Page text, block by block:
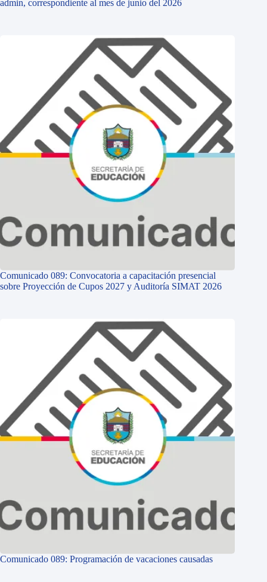
admin, correspondiente al mes de junio del 2026
Comunicado 089: Convocatoria a capacitación presencial
sobre Proyección de Cupos 2027 y Auditoría SIMAT 2026
Comunicado 089: Programación de vacaciones causadas